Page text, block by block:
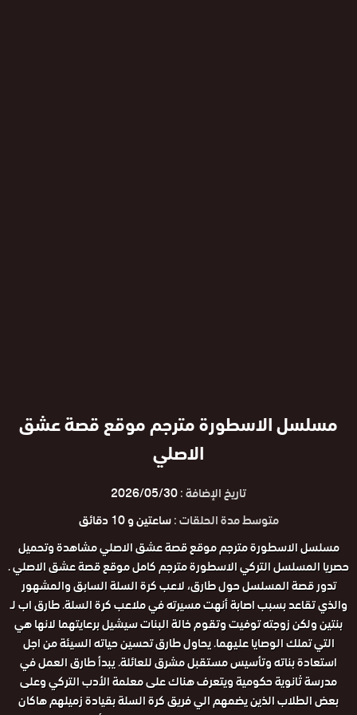
مسلسل الاسطورة مترجم موقع قصة عشق
الاصلي
تاريخ الإضافة :2026/05/30
متوسط مدة الحلقات :ساعتين و 10 دقائق
مسلسل الاسطورة مترجم موقع قصة عشق الاصلي مشاهدة وتحميل
حصريا المسلسل التركي الاسطورة مترجم كامل موقع قصة عشق الاصلي .
تدور قصة المسلسل حول طارق، لاعب كرة السلة السابق والمشهور
والذي تقاعد بسبب اصابة أنهت مسيرته في ملاعب كرة السلة. طارق اب لـ
بنتين ولكن زوجته توفيت وتقوم خالة البنات سيشيل برعايتهما لانها هي
التي تملك الوصايا عليهما. يحاول طارق تحسين حياته السيئة من اجل
استعادة بناته وتأسيس مستقبل مشرق للعائلة. يبدأ طارق العمل في
مدرسة ثانوية حكومية ويتعرف هناك على معلمة الأدب التركي وعلى
بعض الطلاب الذين يضمهم الي فريق كرة السلة بقيادة زميلهم هاكان